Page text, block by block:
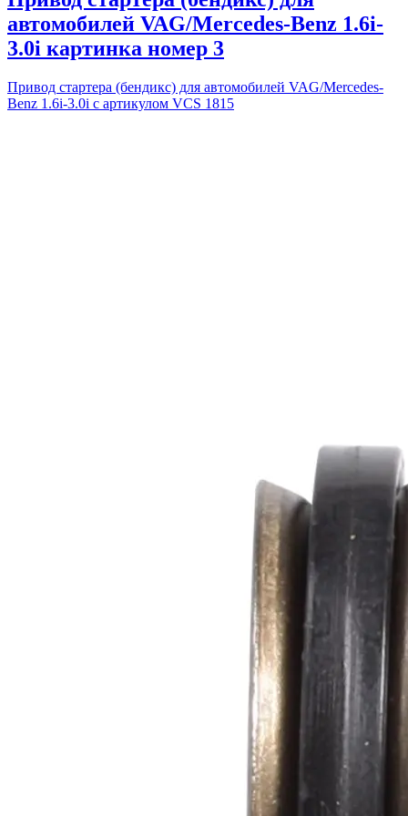
автомобилей VAG/Mercedes-Benz 1.6i-
3.0i картинка номер 3
Привод стартера (бендикс) для автомобилей VAG/Mercedes-
Benz 1.6i-3.0i с артикулом VCS 1815